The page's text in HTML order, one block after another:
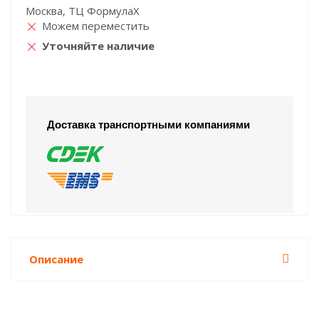
Москва, ТЦ ФормулаХ
Можем переместить
Уточняйте наличие
Доставка транспортными компаниями
Описание